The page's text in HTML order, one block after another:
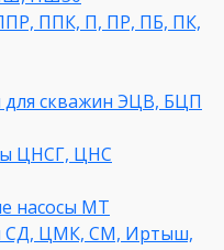
ППК, П, ПР, ПБ, ПК,
для скважин ЭЦВ, БЦП
ЦНСГ, ЦНС
насосы МТ
СД, ЦМК, СМ, Иртыш,